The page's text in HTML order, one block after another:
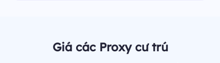
Giá các Proxy cư trú